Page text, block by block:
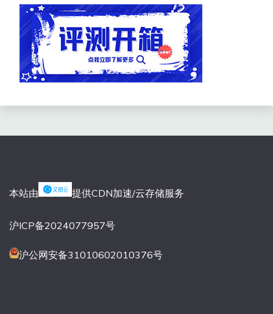
本站由 提供CDN加速/云存储服务
沪ICP备2024077957号
沪公网安备31010602010376号